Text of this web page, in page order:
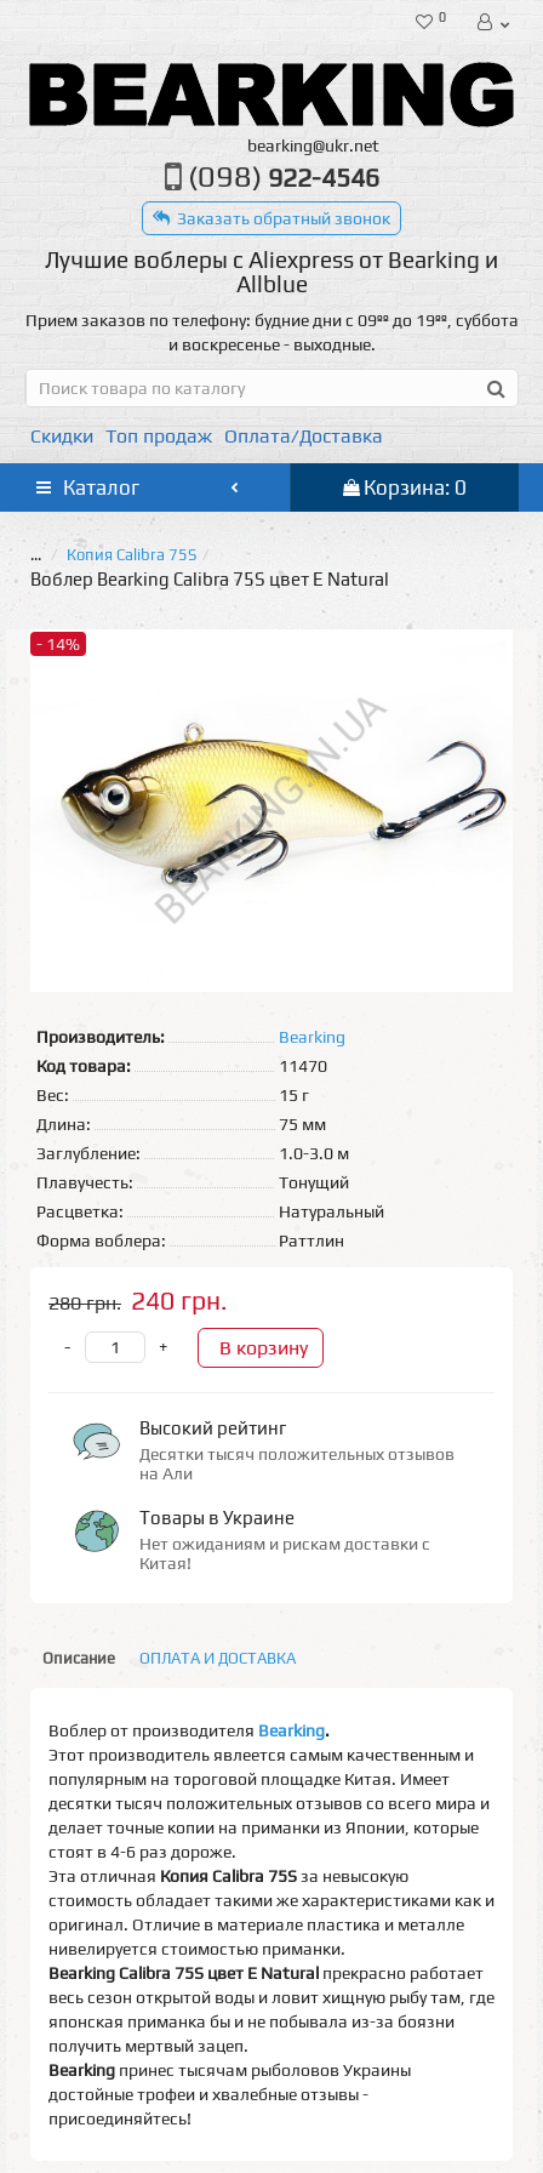
0
bearking@ukr.net
(098) 922-4546
Заказать обратный звонок
Лучшие воблеры с Aliexpress от Bearking и
Allblue
Прием заказов по телефону: будние дни с 09ºº до 19ºº, суббота
и воскресенье - выходные.
Скидки Топ продаж Оплата/Доставка
Каталог Корзина: 0
... Копия Calibra 75S
Воблер Bearking Calibra 75S цвет E Natural
- 14%
Производитель:
Bearking
Код товара:
11470
Вес:
15 г
Длина:
75 мм
Заглубление:
1.0-3.0 м
Плавучесть:
Тонущий
Расцветка:
Натуральный
Форма воблера:
Раттлин
280 грн. 240 грн.
+
- В корзину
Высокий рейтинг
Десятки тысяч положительных отзывов
на Али
Товары в Украине
Нет ожиданиям и рискам доставки с
Китая!
Описание ОПЛАТА И ДОСТАВКА
Воблер от производителя Bearking.
Этот производитель явлеется самым качественным и
популярным на тороговой площадке Китая. Имеет
десятки тысяч положительных отзывов со всего мира и
делает точные копии на приманки из Японии, которые
стоят в 4-6 раз дороже.
Эта отличная Копия Calibra 75Sза невысокую
стоимость обладает такими же характеристиками как и
оригинал. Отличие в материале пластика и металле
нивелируется стоимостью приманки.
Bearking Calibra 75S цвет E Natural прекрасно работает
весь сезон открытой воды и ловит хищную рыбу там, где
японская приманка бы и не побывала из-за боязни
получить мертвый зацеп.
Bearking принес тысячам рыболовов Украины
достойные трофеи и хвалебные отзывы -
присоединяйтесь!